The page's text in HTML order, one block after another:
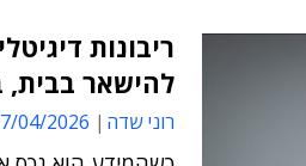
ריבונות
להישאר בבית,
רוני שדה 04/2026 14:54